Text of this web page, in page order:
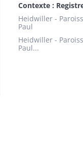
Contexte :
Heidwiller -
Paul
Heidwiller -
Paul...